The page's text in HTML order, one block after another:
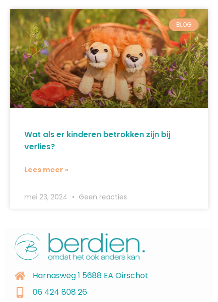
BLOG
Wat als er kinderen betrokken zijn bij
verlies?
Lees meer »
mei 23, 2024 Geen reacties
Harnasweg 1 5688 EA Oirschot
06 424 808 26